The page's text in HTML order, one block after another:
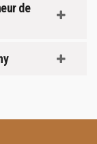
de